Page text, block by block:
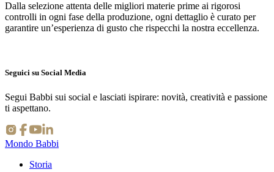
Dalla selezione attenta delle migliori materie prime ai rigorosi
controlli in ogni fase della produzione, ogni dettaglio è curato per
garantire un’esperienza di gusto che rispecchi la nostra eccellenza.
Seguici su Social Media
Segui Babbi sui social e lasciati ispirare: novità, creatività e passione
ti aspettano.
Mondo Babbi
Storia